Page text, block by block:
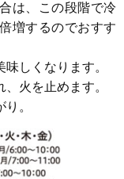
は、この段階で冷
増するのでおすす
しくなります。
火を止めます。
。